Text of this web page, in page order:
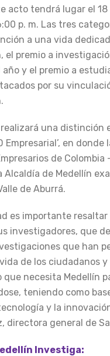
acto tendrá lugar el
p. m. Las tres
a una vida
el premio a
año y el premio a
por su
una distinción
Empresarial’, en donde
de Colombia
Alcaldía de Medellín
de Aburrá.
es importante resaltar
investigadores, que
que han
de los ciudadanos y
que necesita Medellín
teniendo como
y la
directora general de
Investiga: